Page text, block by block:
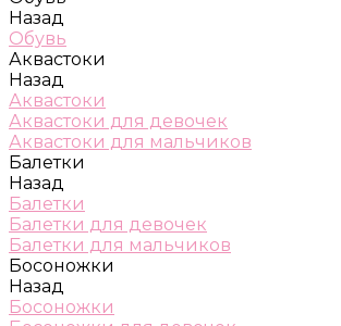
Назад
Обувь
Аквастоки
Назад
Аквастоки
Аквастоки для девочек
Аквастоки для мальчиков
Балетки
Назад
Балетки
Балетки для девочек
Балетки для мальчиков
Босоножки
Назад
Босоножки